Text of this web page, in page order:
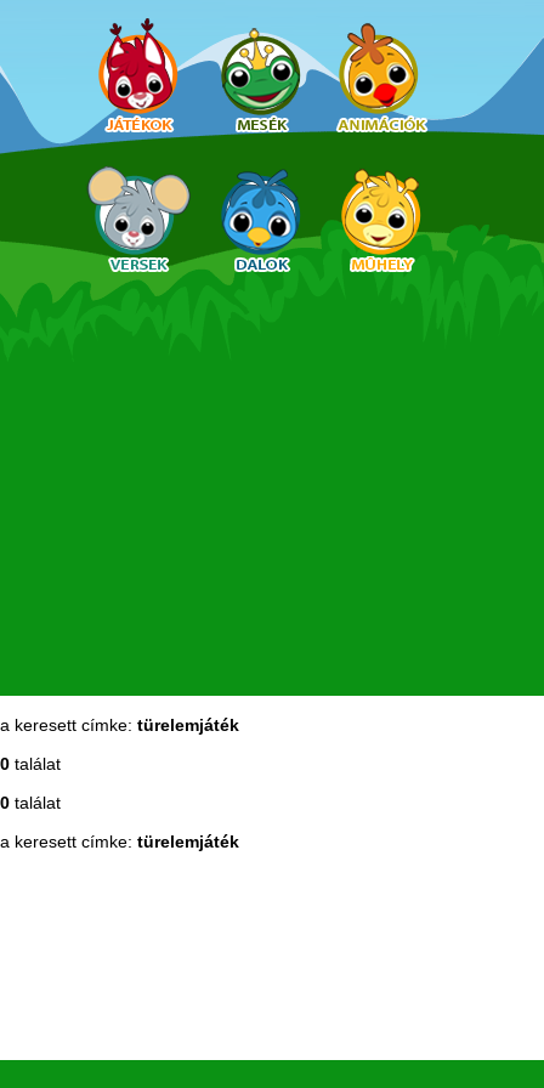
a keresett címke: türelemjáték
0 találat
0 találat
a keresett címke: türelemjáték